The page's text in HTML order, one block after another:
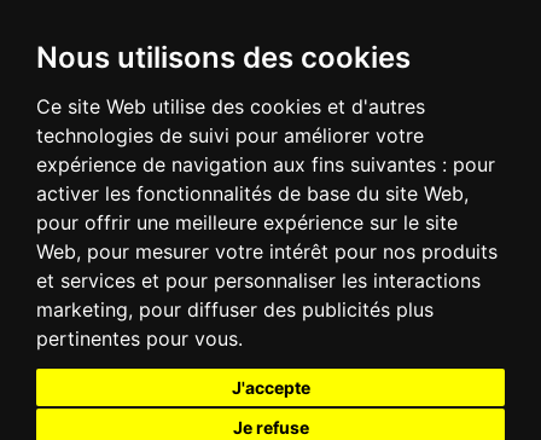
Nous utilisons des cookies
Ce site Web utilise des cookies et d'autres
technologies de suivi pour améliorer votre
expérience de navigation aux fins suivantes : pour
activer les fonctionnalités de base du site Web,
pour offrir une meilleure expérience sur le site
Web, pour mesurer votre intérêt pour nos produits
et services et pour personnaliser les interactions
marketing, pour diffuser des publicités plus
pertinentes pour vous.
J'accepte
Je refuse